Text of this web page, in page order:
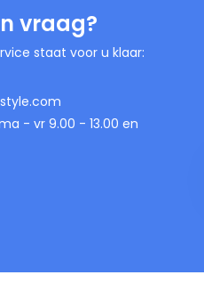
vraag?
staat voor u klaar:
- vr 9.00 - 13.00 en